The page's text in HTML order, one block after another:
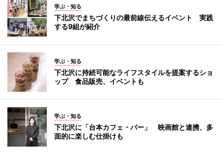
学ぶ・知る
下北沢でまちづくりの最前線伝えるイベント 実践
する9組が紹介
学ぶ・知る
下北沢に持続可能なライフスタイルを提案するショ
ップ 食品販売、イベントも
学ぶ・知る
下北沢に「台本カフェ・バー」 映画館と連携、多
面的に楽しむ仕掛けも